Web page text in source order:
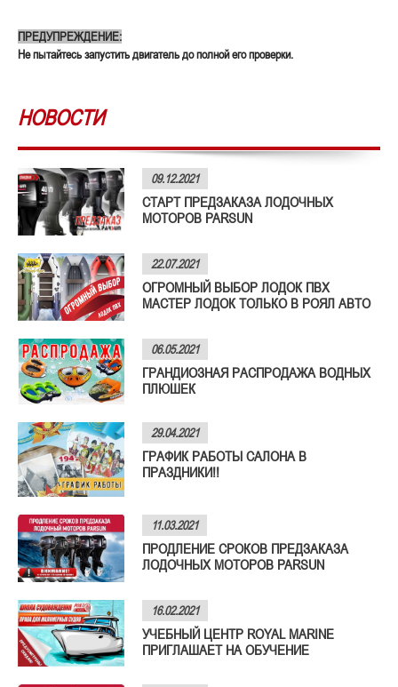
ПРЕДУПРЕЖДЕНИЕ:
Не пытайтесь запустить двигатель до полной его проверки.
НОВОСТИ
09.12.2021
СТАРТ ПРЕДЗАКАЗА ЛОДОЧНЫХ
МОТОРОВ PARSUN
22.07.2021
ОГРОМНЫЙ ВЫБОР ЛОДОК ПВХ
МАСТЕР ЛОДОК ТОЛЬКО В РОЯЛ АВТО
06.05.2021
ГРАНДИОЗНАЯ РАСПРОДАЖА ВОДНЫХ
ПЛЮШЕК
29.04.2021
ГРАФИК РАБОТЫ САЛОНА В
ПРАЗДНИКИ!!
11.03.2021
ПРОДЛЕНИЕ СРОКОВ ПРЕДЗАКАЗА
ЛОДОЧНЫХ МОТОРОВ PARSUN
16.02.2021
УЧЕБНЫЙ ЦЕНТР ROYAL MARINE
ПРИГЛАШАЕТ НА ОБУЧЕНИЕ